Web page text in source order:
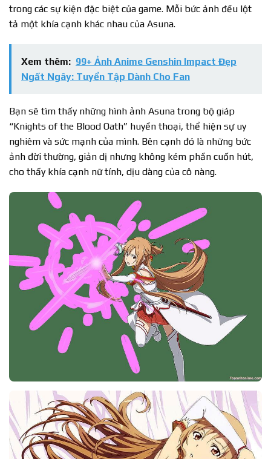
trong các sự kiện đặc biệt của game. Mỗi bức ảnh đều lột
tả một khía cạnh khác nhau của Asuna.
Xem thêm: 99+ Ảnh Anime Genshin Impact Đẹp
Ngất Ngây: Tuyển Tập Dành Cho Fan
Bạn sẽ tìm thấy những hình ảnh Asuna trong bộ giáp
“Knights of the Blood Oath” huyền thoại, thể hiện sự uy
nghiêm và sức mạnh của mình. Bên cạnh đó là những bức
ảnh đời thường, giản dị nhưng không kém phần cuốn hút,
cho thấy khía cạnh nữ tính, dịu dàng của cô nàng.